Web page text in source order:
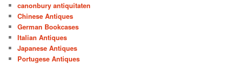
canonbury antiquitaten
Chinese Antiques
German Bookcases
Italian Antiques
Japanese Antiques
Portugese Antiques